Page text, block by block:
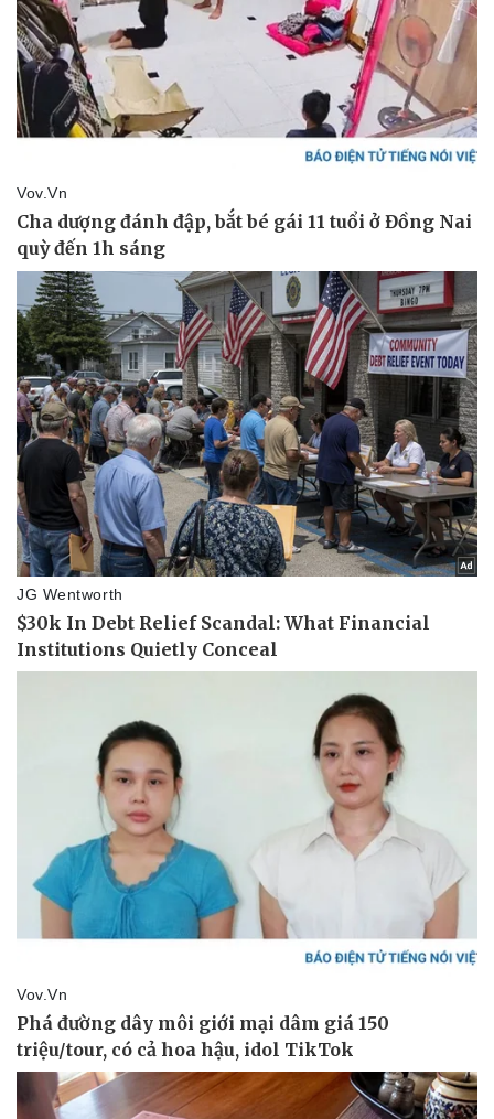
Vụ án
Tin nóng
Tư vấn luật
Quân sự - Quốc phòng
Việt Nam
Phân tích